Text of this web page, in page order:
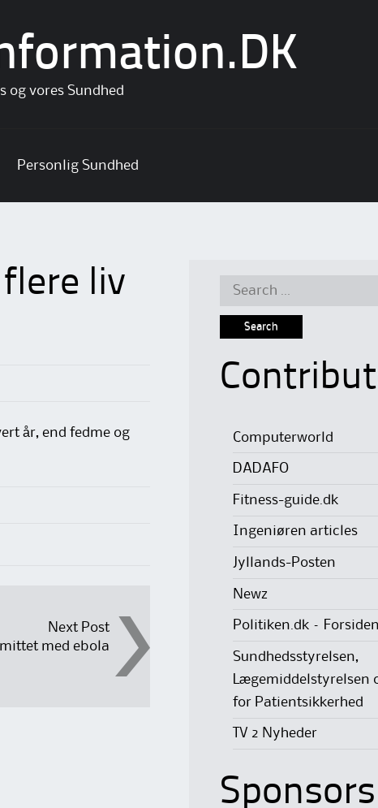
og vores Sundhed
Personlig Sundhed
liv
år, end fedme og
Next Post
med ebola
Search
Computerworld
DADAFO
Fitness-guide.dk
Ingeniøren articles
Jyllands-Posten
Newz
Politiken.dk – Forsiden
Sundhedsstyrelsen,
Lægemiddelstyrelsen
for Patientsikkerhed
TV 2 Nyheder
Sponsors